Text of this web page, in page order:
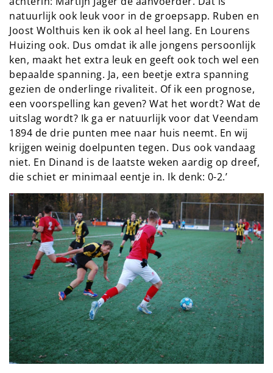
natuurlijk ook leuk voor in de groepsapp. Ruben en
Joost Wolthuis ken ik ook al heel lang. En Lourens
Huizing ook. Dus omdat ik alle jongens persoonlijk
ken, maakt het extra leuk en geeft ook toch wel een
bepaalde spanning. Ja, een beetje extra spanning
gezien de onderlinge rivaliteit. Of ik een prognose,
een voorspelling kan geven? Wat het wordt? Wat de
uitslag wordt? Ik ga er natuurlijk voor dat Veendam
1894 de drie punten mee naar huis neemt. En wij
krijgen weinig doelpunten tegen. Dus ook vandaag
niet. En Dinand is de laatste weken aardig op dreef,
die schiet er minimaal eentje in. Ik denk: 0-2.’